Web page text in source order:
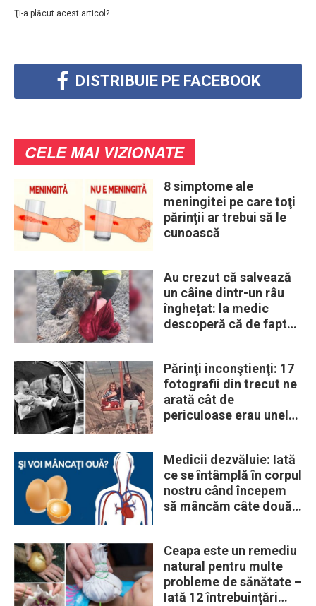
Ţi-a plăcut acest articol?
DISTRIBUIE PE FACEBOOK
CELE MAI VIZIONATE
8 simptome ale
meningitei pe care toţi
părinţii ar trebui să le
cunoască
Au crezut că salvează
un câine dintr-un râu
înghețat: la medic
descoperă că de fapt
Părinţi inconştienţi: 17
fotografii din trecut ne
arată cât de
periculoase erau unele
Medicii dezvăluie: Iată
ce se întâmplă în corpul
nostru când începem
să mâncăm câte două
Ceapa este un remediu
natural pentru multe
probleme de sănătate –
Iată 12 întrebuinţări